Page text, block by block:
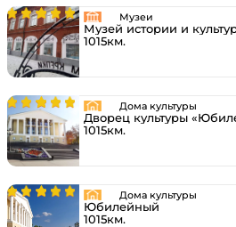
Музеи
Музей истории и
1015км.
Дома культуры
Дворец культуры
1015км.
Дома культуры
Юбилейный
1015км.